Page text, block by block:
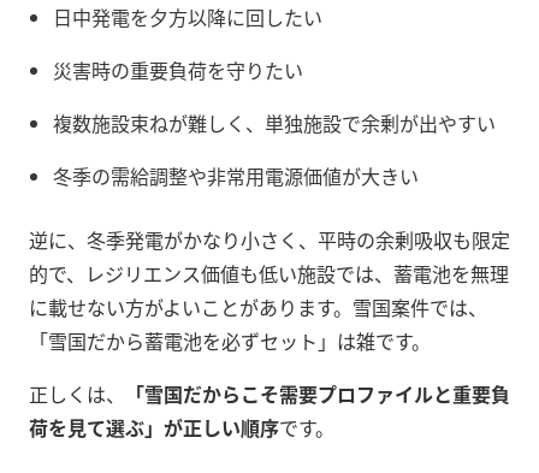
日中発電を夕方以降に回したい
災害時の重要負荷を守りたい
複数施設束ねが難しく、単独施設で余剰が出やすい
冬季の需給調整や非常用電源価値が大きい
逆に、冬季発電がかなり小さく、平時の余剰吸収も限定
的で、レジリエンス価値も低い施設では、蓄電池を無理
に載せない方がよいことがあります。雪国案件では、
「雪国だから蓄電池を必ずセット」は雑です。
正しくは、
「雪国だからこそ需要プロファイルと重要負
荷を見て選ぶ」が正しい順序です。